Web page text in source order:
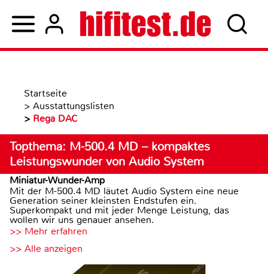
Startseite
> Ausstattungslisten
>
Rega DAC
Topthema: M-500.4 MD – kompaktes
Leistungswunder von Audio System
Miniatur-Wunder-Amp
Mit der M-500.4 MD läutet Audio System eine neue
Generation seiner kleinsten Endstufen ein.
Superkompakt und mit jeder Menge Leistung, das
wollen wir uns genauer ansehen.
>> Mehr erfahren
>> Alle anzeigen